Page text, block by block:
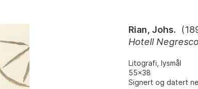
Rian, Johs. (
Hotell
Litografi, lysmål
55x38
Signert og datert